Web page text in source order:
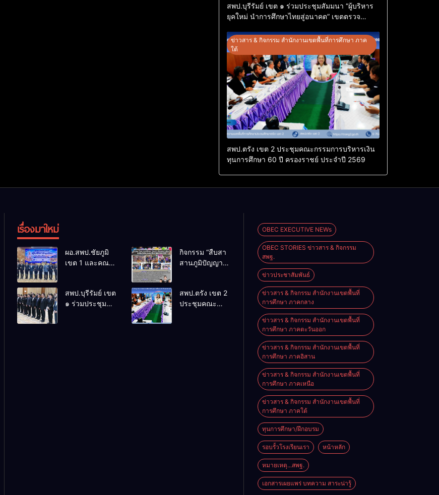
สพป.บุรีรัมย์ เขต ๑ ร่วมประชุมสัมมนา “ผู้บริหาร
ยุคใหม่ นำการศึกษาไทยสู่อนาคต” เขตตรวจ
ข่าวสาร & กิจกรรม สำนักงานเขตพื้นที่การศึกษา ภาค
ใต้
สพป.ตรัง เขต 2 ประชุมคณะกรรมการบริหารเงิน
ทุนการศึกษา 60 ปี ครองราชย์ ประจำปี 2569
เรื่องมาใหม่
ผอ.สพป.ชัยภูมิ
เขต 1 และคณะ
วิชาการ “ผู้
บริหารยุคใหม่นำ
กิจกรรม “สืบสา
สานภูมิปัญญา
โรงเรียนบ้านสัน
พระเนตร ประจำ
สพป.บุรีรัมย์ เขต
๑ ร่วมประชุม
สพป.ตรัง เขต 2
ประชุมคณะ
OBEC EXECUTIVE NEWs
OBEC STORIES ข่าวสาร & กิจกรรม
สพฐ.
ข่าวประชาสัมพันธ์
ข่าวสาร & กิจกรรม สำนักงานเขตพื้นที่
การศึกษา ภาคกลาง
ข่าวสาร & กิจกรรม สำนักงานเขตพื้นที่
การศึกษา ภาคตะวันออก
ข่าวสาร & กิจกรรม สำนักงานเขตพื้นที่
การศึกษา ภาคอิสาน
ข่าวสาร & กิจกรรม สำนักงานเขตพื้นที่
การศึกษา ภาคเหนือ
ข่าวสาร & กิจกรรม สำนักงานเขตพื้นที่
การศึกษา ภาคใต้
ทุนการศึกษา/ฝึกอบรม
รอบรั้วโรงเรียนเรา หน้าหลัก
หมายเหตุ...สพฐ.
เอกสารเผยแพร่ บทความ สาระน่ารู้